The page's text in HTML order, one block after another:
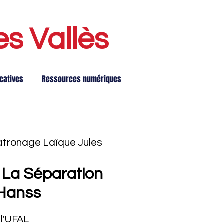
Vallès
Ressources numériques
Laïque Jules
Séparation